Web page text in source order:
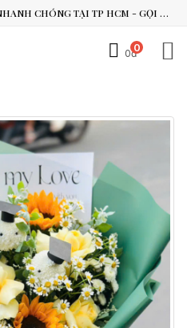
ĐẶT HOA ONLINE - GIAO HÀNG NHANH CHÓNG TẠI TP HCM - GỌI NGAY 0938.494.119 HOẶC 0899.492.909
0
0đ
hoa theo dịp nào?
phản hồi sớm.